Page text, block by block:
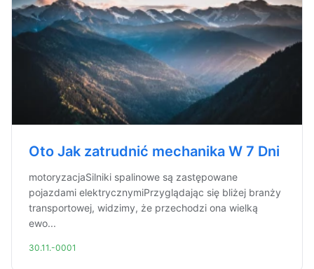
Oto Jak zatrudnić mechanika W 7 Dni
motoryzacjaSilniki spalinowe są zastępowane
pojazdami elektrycznymiPrzyglądając się bliżej branży
transportowej, widzimy, że przechodzi ona wielką
ewo...
30.11.-0001